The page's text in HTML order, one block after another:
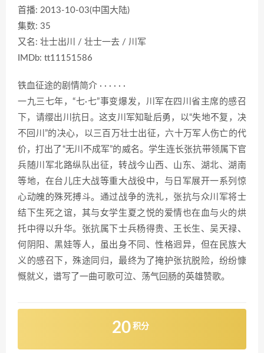
首播: 2013-10-03(中国大陆)
集数: 35
又名: 壮士出川 / 壮士一去 / 川军
IMDb: tt11151586
铁血征途的剧情简介 · · · · · ·
一九三七年，“七·七”事变爆发，川军在四川省主席的感召
下，请缨出川抗日。这支川军知耻后勇，以“失地不复，决
不回川”的决心，以三百万壮士出征，六十万军人伤亡的代
价，打出了“无川不成军”的威名。学生连长张抗带领属下官
兵随川军北路纵队出征，转战今山西、山东、湖北、湖南
等地，在台儿庄大战等重大战役中，与日军展开一系列惊
心动魄的殊死搏斗。通过战争的洗礼，张抗与众川军将士
结下生死之谊，其与女学生夏之悦的爱情也在血与火的烘
托中得以升华。张抗属下士兵杨得贵、王长生、吴天禄、
何阴阳、黑娃等人，虽出身不同、性格迥异，但在民族大
义的感召下，殊途同归，最终为了掩护张抗脱险，纷纷慷
慨就义，谱写了一曲可歌可泣、荡气回肠的英雄赞歌。
20 积分